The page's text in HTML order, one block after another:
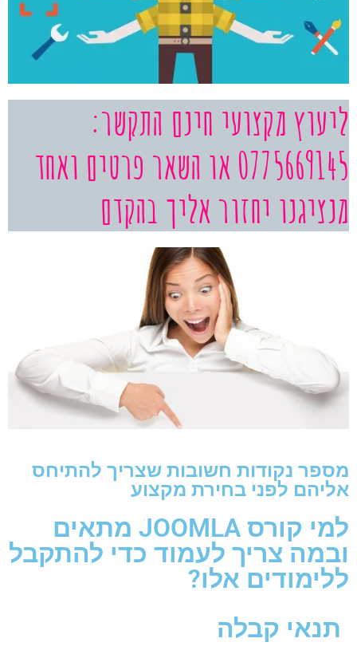
ליעוץ מקצועי חינם התקשר:
0775669145 או השאר פרטים ואחד
מנציגנו יחזור אליך בהקדם
מספר נקודות חשובות שצריך להתיחס
אליהם לפני בחירת מקצוע
למי קורס JOOMLA מתאים
ובמה צריך לעמוד כדי להתקבל
ללימודים אלו?
תנאי קבלה